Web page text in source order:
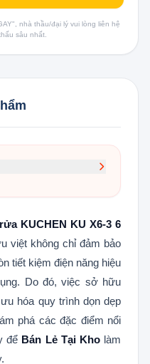
nhà thầu/đại lý vui lòng liên hệ
sâu nhất.
thông minh
đại
rỉ
liệu thấp
KUCHEN KU X6-3 6
việt không chỉ đảm bảo
tiết kiệm điện năng hiệu
Do đó, việc sở hữu
hóa quy trình dọn dẹp
phá các đặc điểm nổi
để Bán Lẻ Tại Kholàm